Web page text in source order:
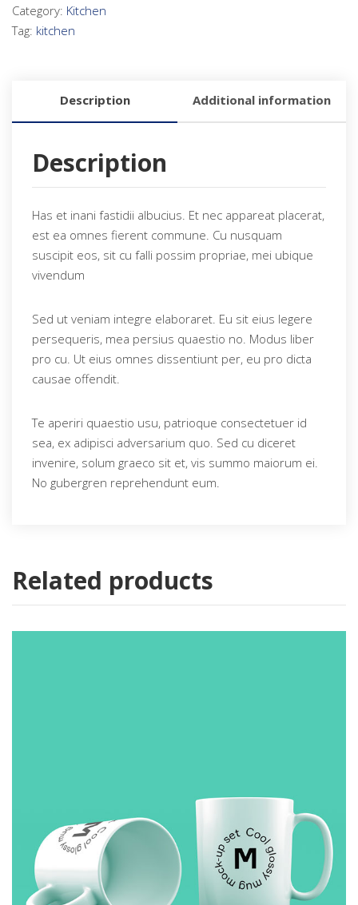
Category: Kitchen
Tag: kitchen
Description Additional information
Description
Has et inani fastidii albucius. Et nec appareat placerat,
est ea omnes fierent commune. Cu nusquam
suscipit eos, sit cu falli possim propriae, mei ubique
vivendum
Sed ut veniam integre elaboraret. Eu sit eius legere
persequeris, mea persius quaestio no. Modus liber
pro cu. Ut eius omnes dissentiunt per, eu pro dicta
causae offendit.
Te aperiri quaestio usu, patrioque consectetuer id
sea, ex adipisci adversarium quo. Sed cu diceret
invenire, solum graeco sit et, vis summo maiorum ei.
No gubergren reprehendunt eum.
Related products